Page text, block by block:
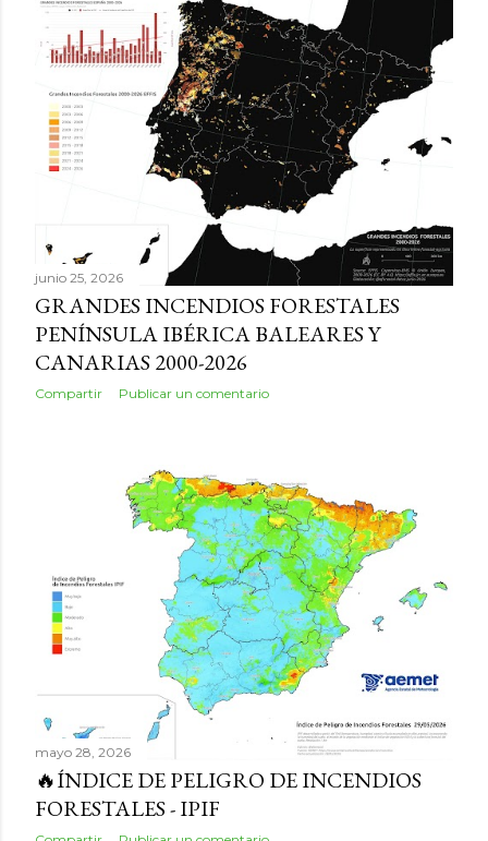
junio 25, 2026
GRANDES INCENDIOS FORESTALES
PENÍNSULA IBÉRICA BALEARES Y
CANARIAS 2000-2026
Compartir Publicar un comentario
mayo 28, 2026
🔥ÍNDICE DE PELIGRO DE INCENDIOS
FORESTALES - IPIF